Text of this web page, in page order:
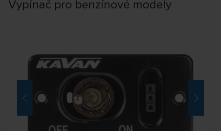
Vypínač pro benzínové modely